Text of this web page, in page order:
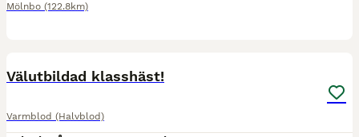
Mölnbo (122.8km)
Välutbildad klasshäst!
Varmblod (Halvblod)